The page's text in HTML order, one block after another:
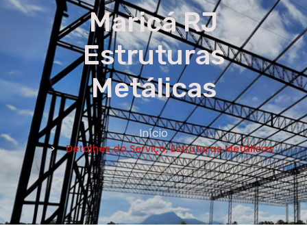
NOME *
E-MAIL *
TELEFONE *
CIDADE *
MENSAGEM *